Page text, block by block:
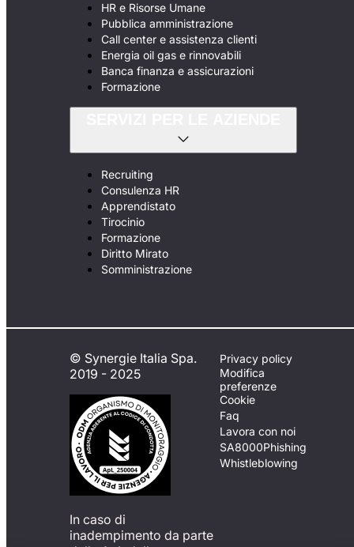
HR e Risorse Umane
Pubblica amministrazione
Call center e assistenza clienti
Energia oil gas e rinnovabili
Banca finanza e assicurazioni
Formazione
Recruiting
Consulenza HR
Apprendistato
Tirocinio
Formazione
Diritto Mirato
Somministrazione
© Synergie Italia Spa.
2019 - 2025
In caso di
inadempimento da parte
Privacy policy
Modifica
preferenze
Cookie
Faq
Lavora con noi
SA8000Phishing
Whistleblowing